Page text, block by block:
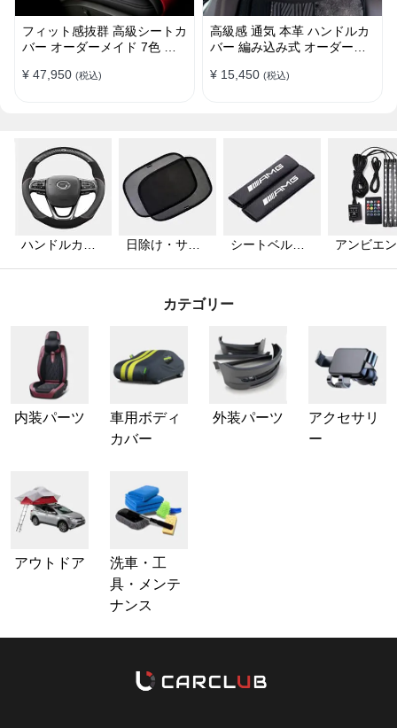
フィット感抜群 高級シートカ
バー オーダーメイド 7色 防
ト
¥ 47,950 (税込)
高級感 通気 本革 ハンドルカ
バー 編み込み式 オーダーメ
プ
¥ 15,450 (税込)
ハンドルカバ
日除け・サン
シートベルト
アンビエ
カテゴリー
内装パーツ
車用ボディ
カバー
外装パーツ
アクセサリ
ー
アウトドア
洗車・工
具・メンテ
ナンス